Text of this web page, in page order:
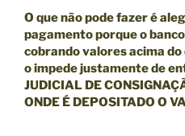
O que não pode fazer é
pagamento porque o
cobrando valores acima do
o impede justamente de
JUDICIAL DE
ONDE É DEPOSITADO O